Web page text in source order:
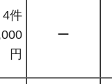
4件
円
ー